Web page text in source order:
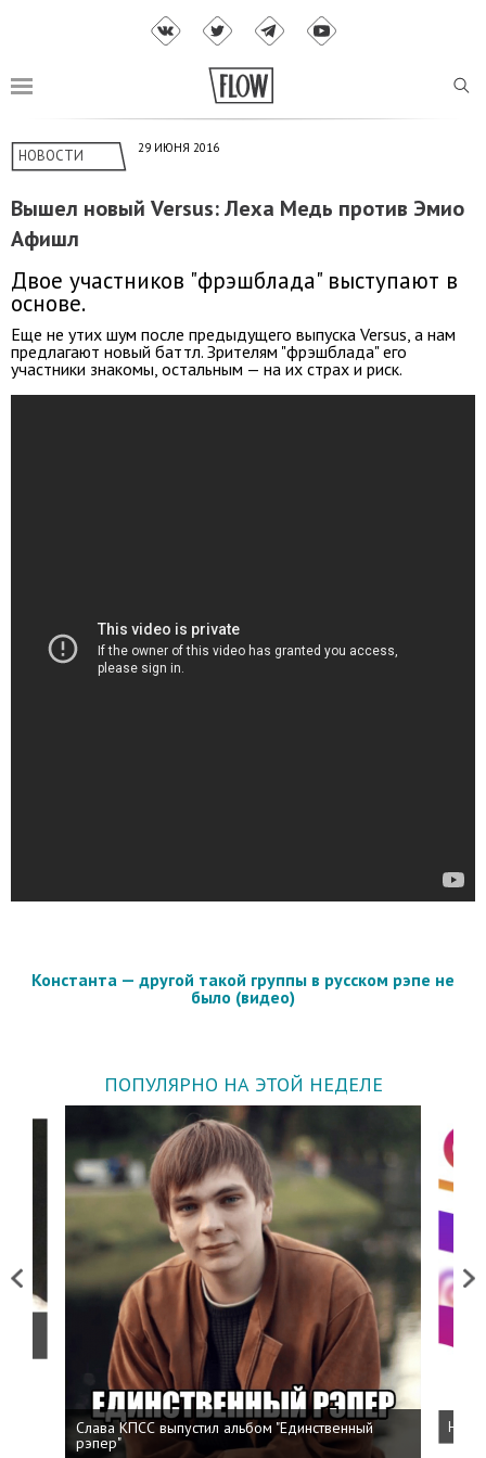
НОВОСТИ 29 ИЮНЯ 2016
Вышел новый Versus: Леха Медь против Эмио
Афишл
Двое участников "фрэшблада" выступают в
основе.
Еще не утих шум после предыдущего выпуска Versus, а нам
предлагают новый баттл. Зрителям "фрэшблада" его
участники знакомы, остальным — на их страх и риск.
Константа — другой такой группы в русском рэпе не
было (видео)
ПОПУЛЯРНО НА ЭТОЙ НЕДЕЛЕ
Previous
Слава КПСС выпустил альбом "Единственный
рэпер"
Next